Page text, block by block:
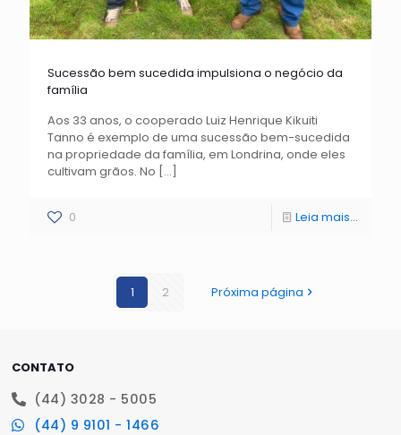
Sucessão bem sucedida impulsiona o negócio da
família
Aos 33 anos, o cooperado Luiz Henrique Kikuiti
Tanno é exemplo de uma sucessão bem-sucedida
na propriedade da família, em Londrina, onde eles
cultivam grãos. No […]
0 Leia mais...
1 2 Próxima página
CONTATO
(44) 3028 - 5005
(44) 9 9101 - 1466